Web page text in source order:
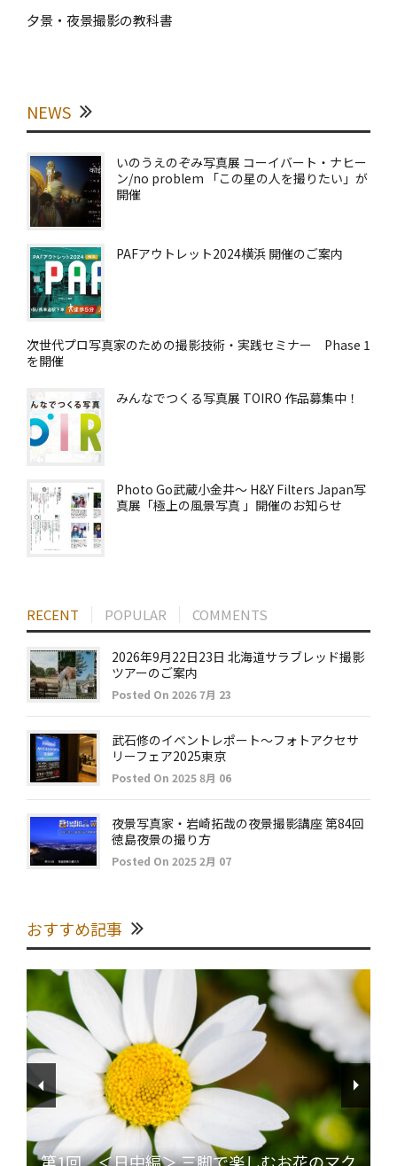
夕景・夜景撮影の教科書
NEWS
いのうえのぞみ写真展 コーイバート・ナヒー
ン/no problem 「この星の人を撮りたい」が
開催
PAFアウトレット2024横浜 開催のご案内
次世代プロ写真家のための撮影技術・実践セミナー Phase 1
を開催
みんなでつくる写真展 TOIRO 作品募集中！
Photo Go武蔵小金井～ H&Y Filters Japan写
真展「極上の風景写真 」開催のお知らせ
RECENT POPULAR COMMENTS
2026年9月22日23日 北海道サラブレッド撮影
ツアーのご案内
Posted On 2026 7月 23
武石修のイベントレポート～フォトアクセサ
リーフェア2025東京
Posted On 2025 8月 06
夜景写真家・岩崎拓哉の夜景撮影講座 第84回
徳島夜景の撮り方
Posted On 2025 2月 07
おすすめ記事